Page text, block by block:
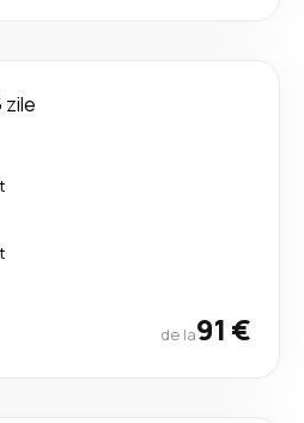
zile
de la91 €